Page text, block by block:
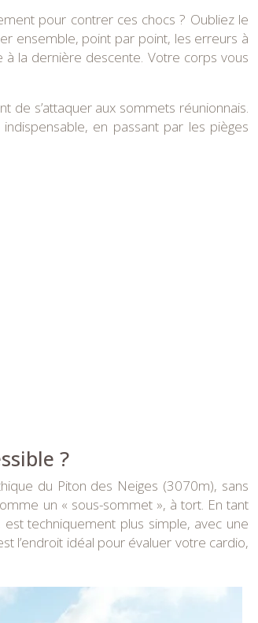
pour contrer ces chocs ? Oubliez le
ensemble, point par point, les erreurs à
la dernière descente. Votre corps vous
de s’attaquer aux sommets réunionnais.
en passant par les pièges
?
du Piton des Neiges (3070m), sans
un « sous-sommet », à tort. En tant
techniquement plus simple, avec une
l’endroit idéal pour évaluer votre cardio,